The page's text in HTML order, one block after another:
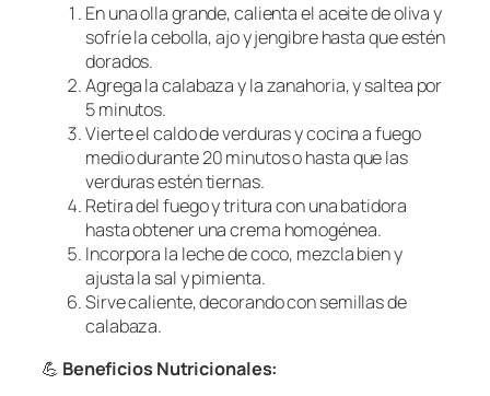
En una olla grande, calienta el aceite de oliva y
sofríe la cebolla, ajo y jengibre hasta que estén
dorados.
Agrega la calabaza y la zanahoria, y saltea por
5 minutos.
Vierte el caldo de verduras y cocina a fuego
medio durante 20 minutos o hasta que las
verduras estén tiernas.
Retira del fuego y tritura con una batidora
hasta obtener una crema homogénea.
Incorpora la leche de coco, mezcla bien y
ajusta la sal y pimienta.
Sirve caliente, decorando con semillas de
calabaza.
💪 Beneficios Nutricionales: